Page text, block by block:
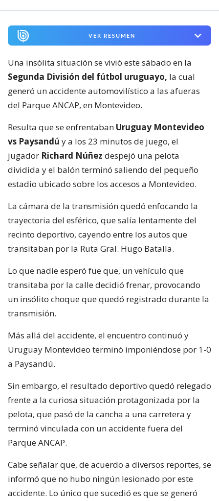
VER RESUMEN
Una insólita situación se vivió este sábado en la
Segunda División del fútbol uruguayo, la cual
generó un accidente automovilístico a las afueras
del Parque ANCAP, en Montevideo.
Resulta que se enfrentaban Uruguay Montevideo
vs Paysandú y a los 23 minutos de juego, el
jugador Richard Núñez despejó una pelota
dividida y el balón terminó saliendo del pequeño
estadio ubicado sobre los accesos a Montevideo.
La cámara de la transmisión quedó enfocando la
trayectoria del esférico, que salía lentamente del
recinto deportivo, cayendo entre los autos que
transitaban por la Ruta Gral. Hugo Batalla.
Lo que nadie esperó fue que, un vehículo que
transitaba por la calle decidió frenar, provocando
un insólito choque que quedó registrado durante la
transmisión.
Más allá del accidente, el encuentro continuó y
Uruguay Montevideo terminó imponiéndose por 1-0
a Paysandú.
Sin embargo, el resultado deportivo quedó relegado
frente a la curiosa situación protagonizada por la
pelota, que pasó de la cancha a una carretera y
terminó vinculada con un accidente fuera del
Parque ANCAP.
Cabe señalar que, de acuerdo a diversos reportes, se
informó que no hubo ningún lesionado por este
accidente. Lo único que sucedió es que se generó